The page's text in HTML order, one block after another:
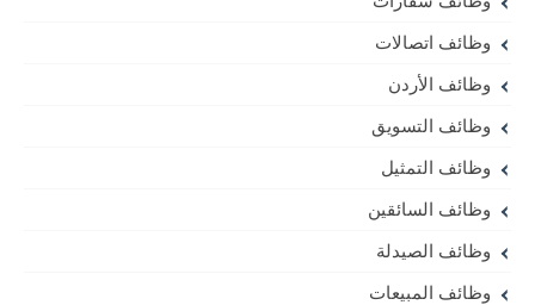
وظائف اتصالات
وظائف الأردن
وظائف التسويق
وظائف التمثيل
وظائف السائقين
وظائف الصيدلة
وظائف المبيعات